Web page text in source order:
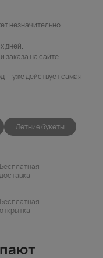
незначительно
дней.
заказа на сайте.
— уже действует самая
Летние букеты
Бесплатная
доставка
Бесплатная
открытка